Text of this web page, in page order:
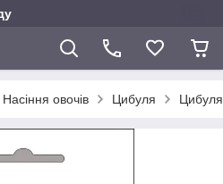
Насіння овочів Цибуля